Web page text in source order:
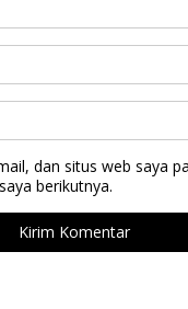
dan situs web saya
berikutnya.